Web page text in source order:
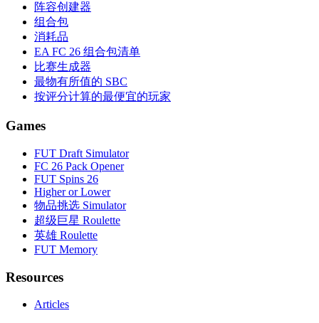
阵容创建器
组合包
消耗品
EA FC 26 组合包清单
比赛生成器
最物有所值的 SBC
按评分计算的最便宜的玩家
Games
FUT Draft Simulator
FC 26 Pack Opener
FUT Spins 26
Higher or Lower
物品挑选 Simulator
超级巨星 Roulette
英雄 Roulette
FUT Memory
Resources
Articles